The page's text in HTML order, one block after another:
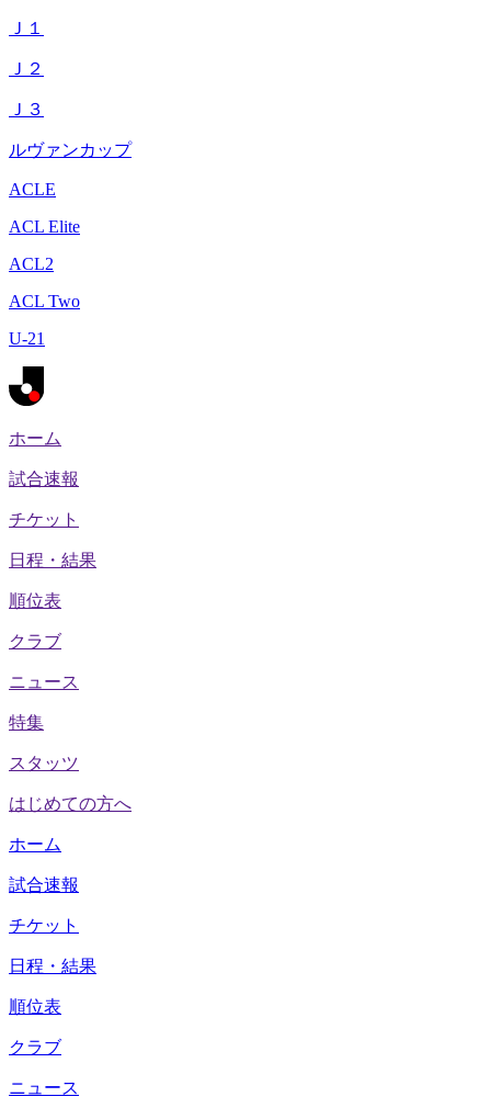
Ｊ１
Ｊ２
Ｊ３
ルヴァンカップ
ACLE
ACL Elite
ACL2
ACL Two
U-21
ホーム
試合速報
チケット
日程・結果
順位表
クラブ
ニュース
特集
スタッツ
はじめての方へ
ホーム
試合速報
チケット
日程・結果
順位表
クラブ
ニュース